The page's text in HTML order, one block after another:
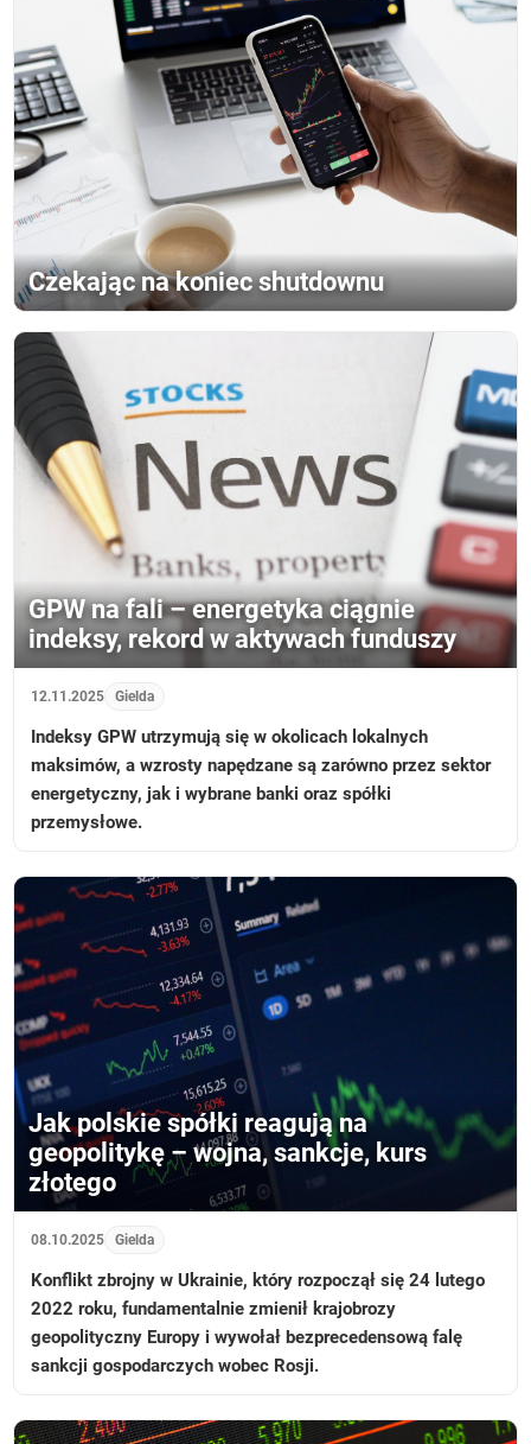
Czekając na koniec shutdownu
GPW na fali – energetyka ciągnie
indeksy, rekord w aktywach funduszy
12.11.2025 Gielda
Indeksy GPW utrzymują się w okolicach lokalnych
maksimów, a wzrosty napędzane są zarówno przez sektor
energetyczny, jak i wybrane banki oraz spółki
przemysłowe.
Jak polskie spółki reagują na
geopolitykę – wojna, sankcje, kurs
złotego
08.10.2025 Gielda
Konflikt zbrojny w Ukrainie, który rozpoczął się 24 lutego
2022 roku, fundamentalnie zmienił krajobrozy
geopolityczny Europy i wywołał bezprecedensową falę
sankcji gospodarczych wobec Rosji.